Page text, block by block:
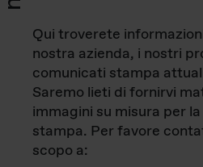
Qui troverete
nostra azienda, i nostri
comunicati stampa
Saremo lieti di fornirvi
immagini su misura per
stampa. Per favore
scopo a: